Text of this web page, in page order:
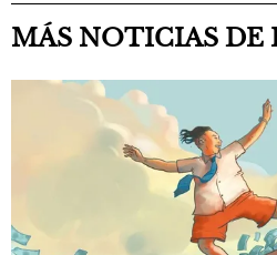
MÁS NOTICIAS DE